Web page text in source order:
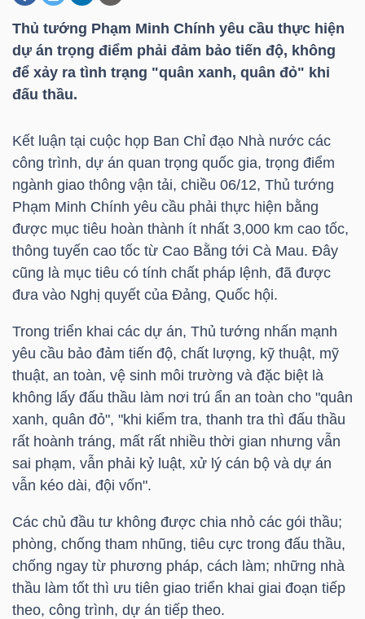
Thủ tướng Phạm Minh Chính yêu cầu thực hiện
dự án trọng điểm phải đảm bảo tiến độ, không
để xảy ra tình trạng "quân xanh, quân đỏ" khi
đấu thầu.
Kết luận tại cuộc họp Ban Chỉ đạo Nhà nước các
công trình, dự án quan trọng quốc gia, trọng điểm
ngành giao thông vận tải, chiều 06/12, Thủ tướng
Phạm Minh Chính yêu cầu phải thực hiện bằng
được mục tiêu hoàn thành ít nhất 3,000 km cao tốc,
thông tuyến cao tốc từ Cao Bằng tới Cà Mau. Đây
cũng là mục tiêu có tính chất pháp lệnh, đã được
đưa vào Nghị quyết của Đảng, Quốc hội.
Trong triển khai các dự án, Thủ tướng nhấn mạnh
yêu cầu bảo đảm tiến độ, chất lượng, kỹ thuật, mỹ
thuật, an toàn, vệ sinh môi trường và đặc biệt là
không lấy đấu thầu làm nơi trú ẩn an toàn cho "quân
xanh, quân đỏ", "khi kiểm tra, thanh tra thì đấu thầu
rất hoành tráng, mất rất nhiều thời gian nhưng vẫn
sai phạm, vẫn phải kỷ luật, xử lý cán bộ và dự án
vẫn kéo dài, đội vốn".
Các chủ đầu tư không được chia nhỏ các gói thầu;
phòng, chống tham nhũng, tiêu cực trong đấu thầu,
chống ngay từ phương pháp, cách làm; những nhà
thầu làm tốt thì ưu tiên giao triển khai giai đoạn tiếp
theo, công trình, dự án tiếp theo.
DOANH
NGHIỆP
ĐỘNG
SẢN
TÀI
CHÍNH
HÀNG
HÓA
KINH
TẾ
THẾ
GIỚI